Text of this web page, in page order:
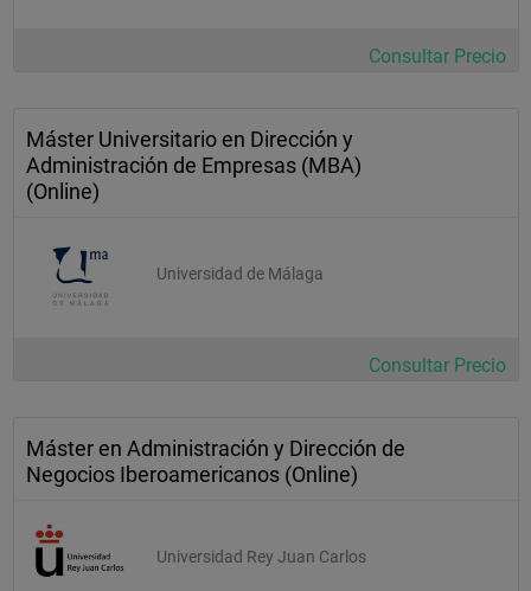
Consultar Precio
Máster Universitario en Dirección y
Administración de Empresas (MBA)
(Online)
Universidad de Málaga
Consultar Precio
Máster en Administración y Dirección de
Negocios Iberoamericanos (Online)
Universidad Rey Juan Carlos